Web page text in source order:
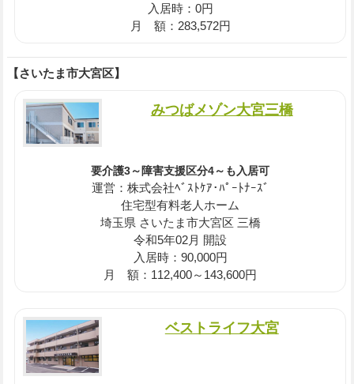
入居時：0円
月 額：283,572円
【さいたま市大宮区】
みつばメゾン大宮三橋
要介護3～障害支援区分4～も入居可
運営：株式会社ﾍﾞｽﾄｹｱ･ﾊﾟｰﾄﾅｰｽﾞ
住宅型有料老人ホーム
埼玉県 さいたま市大宮区 三橋
令和5年02月 開設
入居時：90,000円
月 額：112,400～143,600円
ベストライフ大宮